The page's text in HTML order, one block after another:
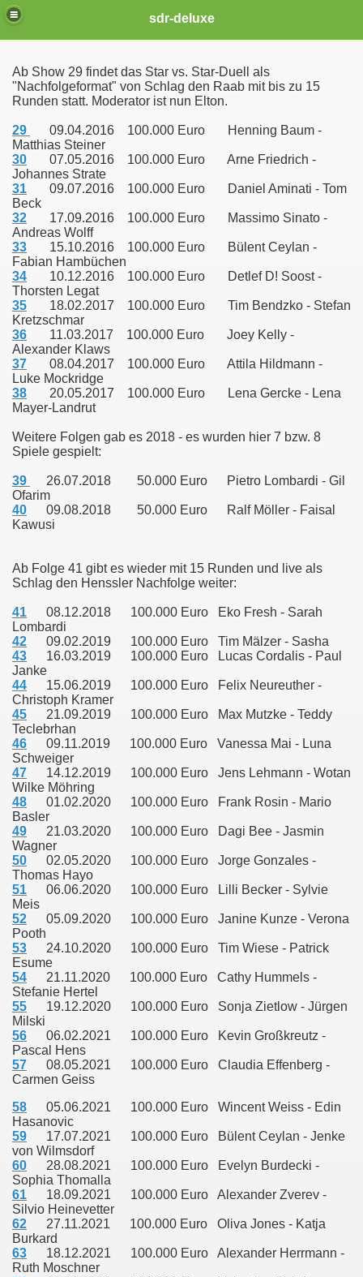
sdr-deluxe
Ab Show 29 findet das Star vs. Star-Duell als
"Nachfolgeformat" von Schlag den Raab mit bis zu 15
Runden statt. Moderator ist nun Elton.
29
09.04.2016 100.000 Euro Henning Baum -
Matthias Steiner
30 07.05.2016 100.000 Euro Arne Friedrich -
Johannes Strate
31 09.07.2016 100.000 Euro Daniel Aminati - Tom
Beck
32 17.09.2016 100.000 Euro Massimo Sinato -
Andreas Wolff
33 15.10.2016 100.000 Euro Bülent Ceylan -
Fabian Hambüchen
34 10.12.2016 100.000 Euro Detlef D! Soost -
Thorsten Legat
35 18.02.2017 100.000 Euro Tim Bendzko - Stefan
Kretzschmar
36 11.03.2017 100.000 Euro Joey Kelly -
Alexander Klaws
37 08.04.2017 100.000 Euro Attila Hildmann -
Luke Mockridge
38 20.05.2017 100.000 Euro Lena Gercke - Lena
Mayer-Landrut
Weitere Folgen gab es 2018 - es wurden hier 7 bzw. 8
Spiele gespielt:
39
26.07.2018 50.000 Euro Pietro Lombardi - Gil
Ofarim
40 09.08.2018 50.000 Euro Ralf Möller - Faisal
Kawusi
Ab Folge 41 gibt es wieder mit 15 Runden und live als
Schlag den Henssler Nachfolge weiter:
41 08.12.2018 100.000 Euro Eko Fresh - Sarah
Lombardi
42 09.02.2019 100.000 Euro Tim Mälzer - Sasha
43 16.03.2019 100.000 Euro Lucas Cordalis - Paul
Janke
44 15.06.2019 100.000 Euro Felix Neureuther -
Christoph Kramer
45 21.09.2019 100.000 Euro Max Mutzke - Teddy
Teclebrhan
46 09.11.2019 100.000 Euro Vanessa Mai - Luna
Schweiger
47 14.12.2019 100.000 Euro Jens Lehmann - Wotan
Wilke Möhring
48 01.02.2020 100.000 Euro Frank Rosin - Mario
Basler
49 21.03.2020 100.000 Euro Dagi Bee - Jasmin
Wagner
50 02.05.2020 100.000 Euro Jorge Gonzales -
Thomas Hayo
51 06.06.2020 100.000 Euro Lilli Becker - Sylvie
Meis
52 05.09.2020 100.000 Euro Janine Kunze - Verona
Pooth
53 24.10.2020 100.000 Euro Tim Wiese - Patrick
Esume
54 21.11.2020 100.000 Euro Cathy Hummels -
Stefanie Hertel
55 19.12.2020 100.000 Euro Sonja Zietlow - Jürgen
Milski
56 06.02.2021 100.000 Euro Kevin Großkreutz -
Pascal Hens
57 08.05.2021 100.000 Euro Claudia Effenberg -
Carmen Geiss
58 05.06.2021 100.000 Euro Wincent Weiss - Edin
Hasanovic
59 17.07.2021 100.000 Euro Bülent Ceylan - Jenke
von Wilmsdorf
60 28.08.2021 100.000 Euro Evelyn Burdecki -
Sophia Thomalla
61 18.09.2021 100.000 Euro Alexander Zverev -
Silvio Heinevetter
62 27.11.2021 100.000 Euro Oliva Jones - Katja
Burkard
63 18.12.2021 100.000 Euro Alexander Herrmann -
Ruth Moschner